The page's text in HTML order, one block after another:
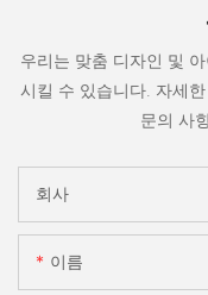
우리는 맞춤 디자인 및
시킬 수 있습니다. 자세
문의 사
회사
이름